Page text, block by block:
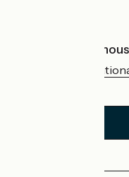
Qui sommes-
L'association